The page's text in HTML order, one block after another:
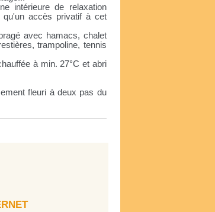
intérieure de relaxation
qu'un accès privatif à cet
avec hamacs, chalet
trampoline, tennis
à min. 27°C et abri
fleuri à deux pas du